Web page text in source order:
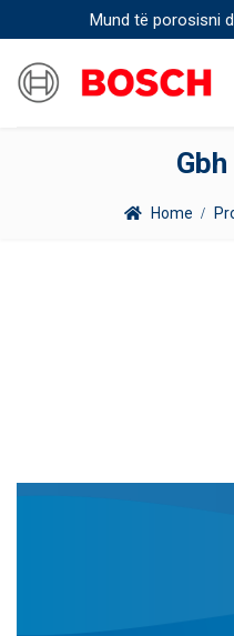
Mund të porosisni
Home